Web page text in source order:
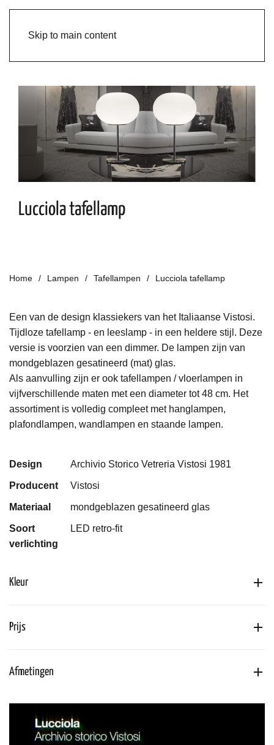
Skip to main content
Lucciola tafellamp
Home Lampen Tafellampen Lucciola tafellamp
Een van de design klassiekers van het Italiaanse Vistosi.
Tijdloze tafellamp - en leeslamp - in een heldere stijl. Deze
versie is voorzien van een dimmer. De lampen zijn van
mondgeblazen gesatineerd (mat) glas.
Als aanvulling zijn er ook tafellampen / vloerlampen in
vijfverschillende maten met een diameter tot 48 cm. Het
assortiment is volledig compleet met hanglampen,
plafondlampen, wandlampen en staande lampen.
Design Archivio Storico Vetreria Vistosi 1981
Producent Vistosi
Materiaal mondgeblazen gesatineerd glas
Soort
verlichting
LED retro-fit
Kleur
Prijs
Afmetingen